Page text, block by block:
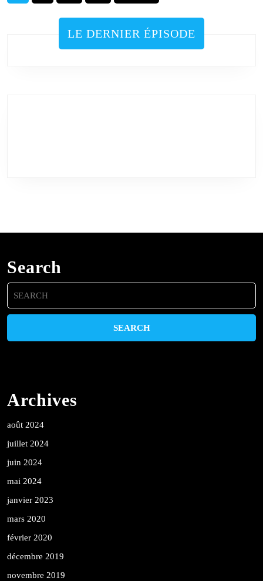
des
publicationsLE DERNIER ÉPISODE
Search
Search
for:
Archives
août 2024
juillet 2024
juin 2024
mai 2024
janvier 2023
mars 2020
février 2020
décembre 2019
novembre 2019